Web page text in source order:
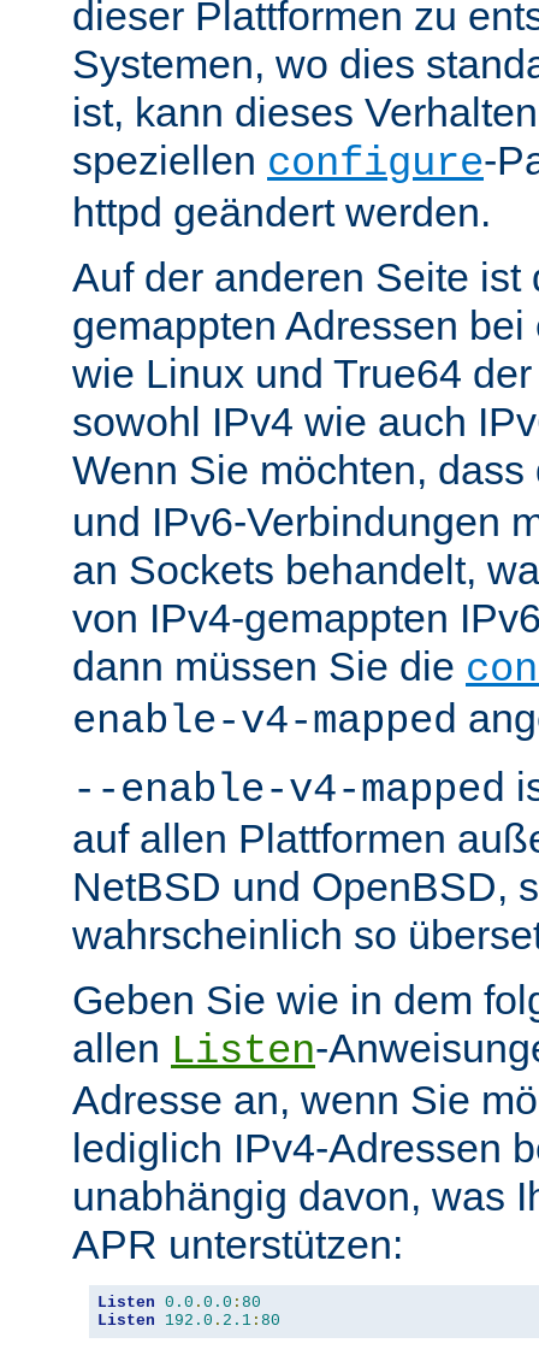
dieser Plattformen zu
Systemen, wo dies
ist, kann dieses
speziellen configure-
httpd geändert werden.
Auf der anderen Seite ist
gemappten Adressen
wie Linux und True64
sowohl IPv4 wie auch
Wenn Sie möchten,
und IPv6-Verbindungen
an Sockets behandelt,
von IPv4-gemappten
dann müssen Sie die
enable-v4-mapped
--enable-v4-mapped
auf allen Plattformen
NetBSD und OpenBSD,
wahrscheinlich so
Geben Sie wie in dem
allen Listen-
Adresse an, wenn Sie
lediglich IPv4-Adressen
unabhängig davon, was
APR unterstützen:
Listen 0.0 . 0.0 : 80
Listen
192.0 . 2.1 : 80